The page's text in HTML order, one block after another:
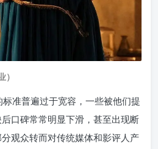
）
准普遍过于宽容，一些被他们提
口碑常常明显下滑，甚至出现断
观众转而对传统媒体和影评人产